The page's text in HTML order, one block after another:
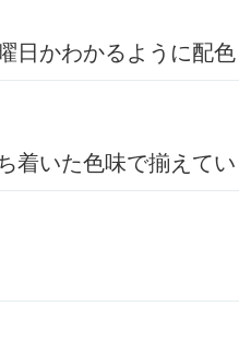
日かわかるように配色
着いた色味で揃えてい